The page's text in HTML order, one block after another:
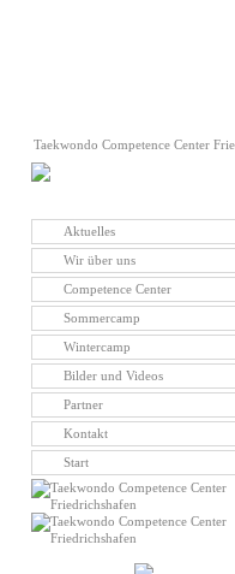
Taekwondo Competence Center
Aktuelles
Wir über uns
Competence Center
Sommercamp
Wintercamp
Bilder und Videos
Partner
Kontakt
Start